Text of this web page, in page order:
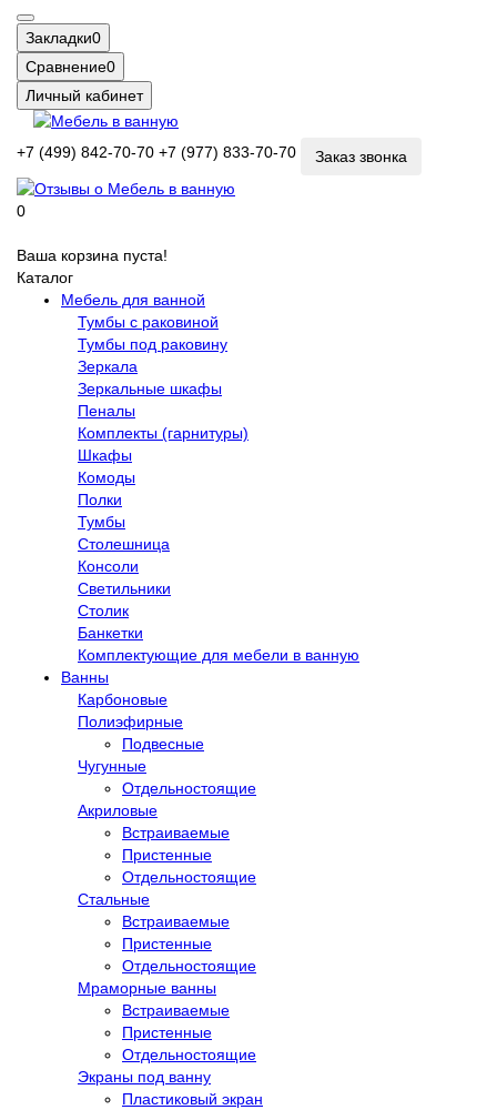
Закладки0
Сравнение0
Личный кабинет
+7 (499) 842-70-70 +7 (977) 833-70-70 Заказ звонка
0
Ваша корзина пуста!
Каталог
Мебель для ванной
Тумбы с раковиной
Тумбы под раковину
Зеркала
Зеркальные шкафы
Пеналы
Комплекты (гарнитуры)
Шкафы
Комоды
Полки
Тумбы
Столешница
Консоли
Светильники
Столик
Банкетки
Комплектующие для мебели в ванную
Ванны
Карбоновые
Полиэфирные
Подвесные
Чугунные
Отдельностоящие
Акриловые
Встраиваемые
Пристенные
Отдельностоящие
Стальные
Встраиваемые
Пристенные
Отдельностоящие
Мраморные ванны
Встраиваемые
Пристенные
Отдельностоящие
Экраны под ванну
Пластиковый экран